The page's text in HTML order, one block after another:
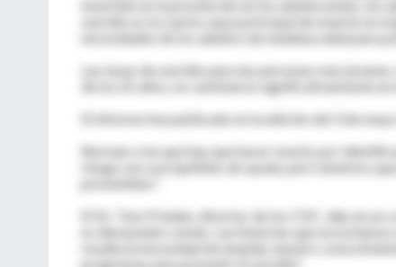
suicidio es la cuarta causa principal de muerte en
Las tasas de suicidio para las personas más
El informe fue publicado en la edición del 3 de
Berman cree que hay que hacer mucho por
El Dr. Tom Frieden, director de los CDC, dijo en
resalta la necesidad de ampliar nuestro